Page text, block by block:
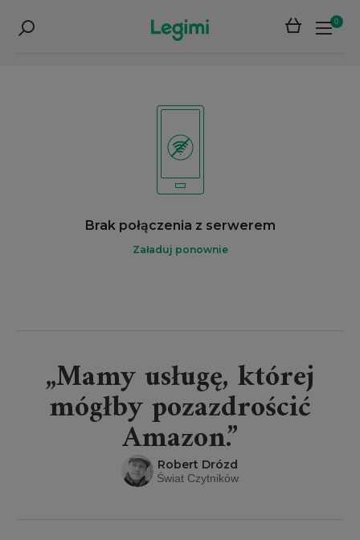
0
Brak połączenia z serwerem
Załaduj ponownie
„Mamy usługę, której
mógłby pozazdrościć
Amazon.”
Robert Drózd
Świat Czytników